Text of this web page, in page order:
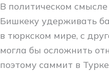
В политическом
Бишкеку удерживать
в тюркском мире, с
могла бы осложнить
поэтому саммит в